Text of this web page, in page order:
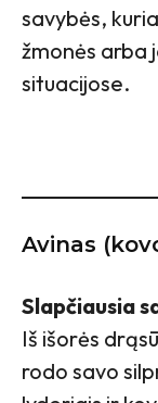
savybės,
žmonės arba
situacijose.
Avinas
Slapčiausia
Iš išorės
rodo savo